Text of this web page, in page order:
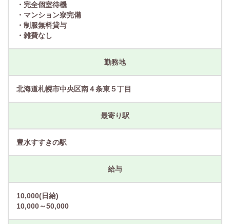
・完全個室待機
・マンション寮完備
・制服無料貸与
・雑費なし
勤務地
北海道札幌市中央区南４条東５丁目
最寄り駅
豊水すすきの駅
給与
10,000(日給)
10,000～50,000